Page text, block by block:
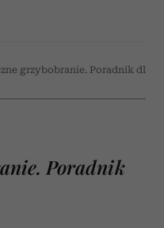
grzybobranie. Poradnik dla
Poradnik